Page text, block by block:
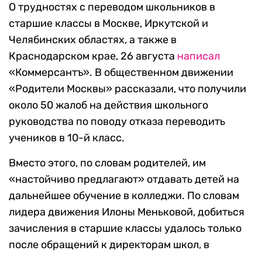
О трудностях с переводом школьников в
старшие классы в Москве, Иркутской и
Челябинских областях, а также в
Краснодарском крае, 26 августа написал
«Коммерсантъ». В общественном движении
«Родители Москвы» рассказали, что получили
около 50 жалоб на действия школьного
руководства по поводу отказа переводить
учеников в 10-й класс.
Вместо этого, по словам родителей, им
«настойчиво предлагают» отдавать детей на
дальнейшее обучение в колледжи. По словам
лидера движения Илоны Меньковой, добиться
зачисления в старшие классы удалось только
после обращений к директорам школ, в